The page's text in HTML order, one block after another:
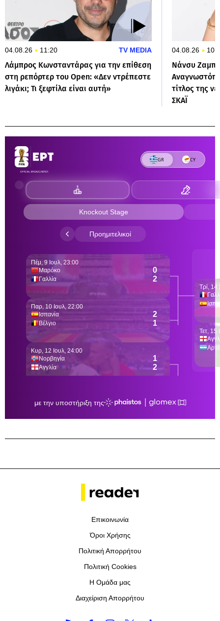
04.08.26 11:20 TV MEDIA
Λάμπρος Κωνσταντάρας για την επίθεση
στη ρεπόρτερ του Open: «Δεν ντρέπεστε
λιγάκι; Τι ξεφτίλα είναι αυτή»
04.08.26
Νάνσυ
τίτλος της
ΣΚΑΪ
Επικοινωνία
Όροι Χρήσης
Πολιτική Απορρήτου
Πολιτική Cookies
Η Ομάδα μας
Διαχείριση Απορρήτου